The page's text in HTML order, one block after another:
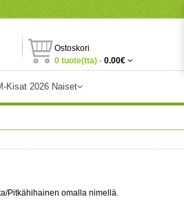
Ostoskori
0 tuote(tta) - 0.00€
Kisat 2026 Naiset
Pitkähihainen omalla nimellä.